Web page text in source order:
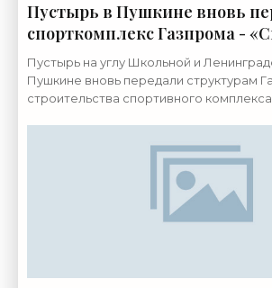
Пустырь в Пушкине вновь
спорткомплекс Газпрома -
новости строительства»
Пустырь на углу Школьной и
Пушкине вновь передали структурам
строительства спортивного